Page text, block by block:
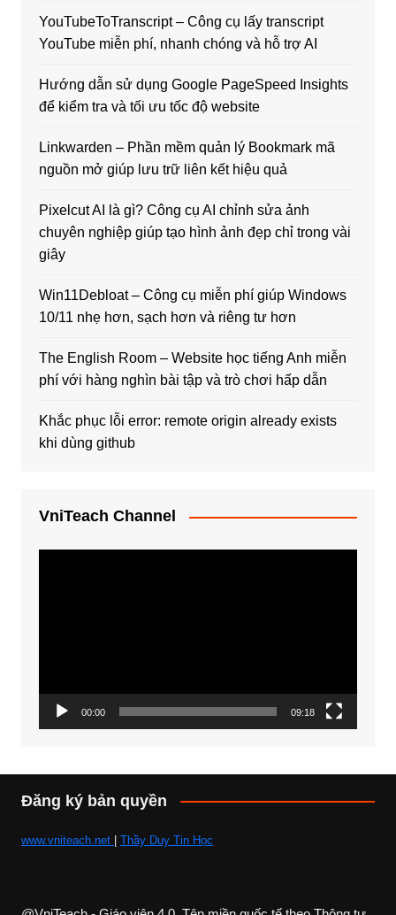
YouTubeToTranscript – Công cụ lấy transcript
YouTube miễn phí, nhanh chóng và hỗ trợ AI
Hướng dẫn sử dụng Google PageSpeed Insights
để kiểm tra và tối ưu tốc độ website
Linkwarden – Phần mềm quản lý Bookmark mã
nguồn mở giúp lưu trữ liên kết hiệu quả
Pixelcut AI là gì? Công cụ AI chỉnh sửa ảnh
chuyên nghiệp giúp tạo hình ảnh đẹp chỉ trong vài
giây
Win11Debloat – Công cụ miễn phí giúp Windows
10/11 nhẹ hơn, sạch hơn và riêng tư hơn
The English Room – Website học tiếng Anh miễn
phí với hàng nghìn bài tập và trò chơi hấp dẫn
Khắc phục lỗi error: remote origin already exists
khi dùng github
VniTeach Channel
00:00 09:18
Đăng ký bản quyền
www.vniteach.net | Thầy Duy Tin Học